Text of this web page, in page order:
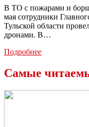
В ТО с пожарами и
мая сотрудники
Тульской области
дронами. В…
ПодробнееПожары
—
Самые